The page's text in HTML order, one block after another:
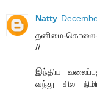
Natty
தனிமை-
//
இந்திய
வந்து சில